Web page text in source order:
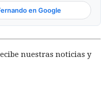
en Google
nuestras noticias y